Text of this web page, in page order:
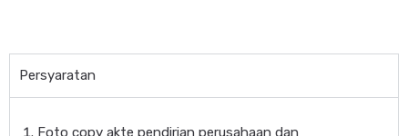
Persyaratan
Foto copy akte pendirian perusahaan dan